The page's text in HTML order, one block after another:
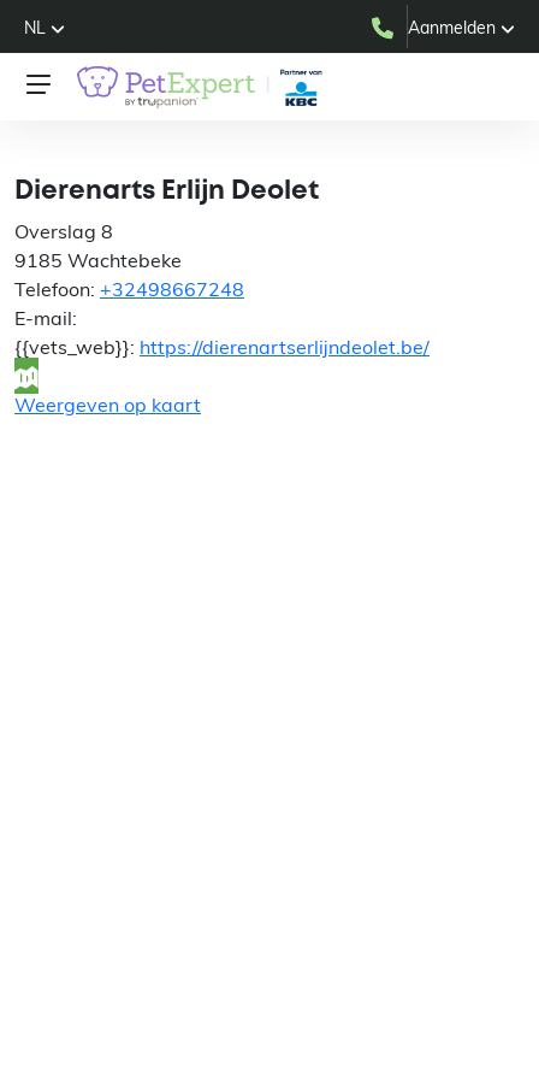
NL Aanmelden
Dierenarts Erlijn Deolet
Overslag 8
9185 Wachtebeke
Telefoon: +32498667248
E-mail:
{{vets_web}}: https://dierenartserlijndeolet.be/
Weergeven op kaart